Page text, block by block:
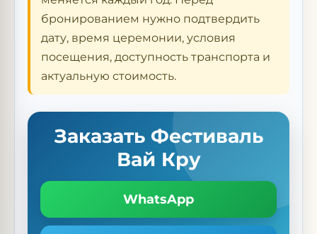
бронированием нужно подтвердить
дату, время церемонии, условия
посещения, доступность транспорта и
актуальную стоимость.
Заказать Фестиваль
Вай Кру
WhatsApp